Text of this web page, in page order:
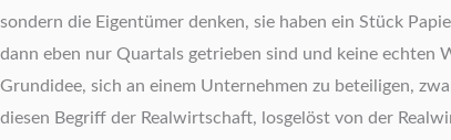
sondern die Eigentümer denken, sie haben ein Stück
dann eben nur Quartals getrieben sind und keine echten
Grundidee, sich an einem Unternehmen zu beteiligen,
diesen Begriff der Realwirtschaft, losgelöst von der